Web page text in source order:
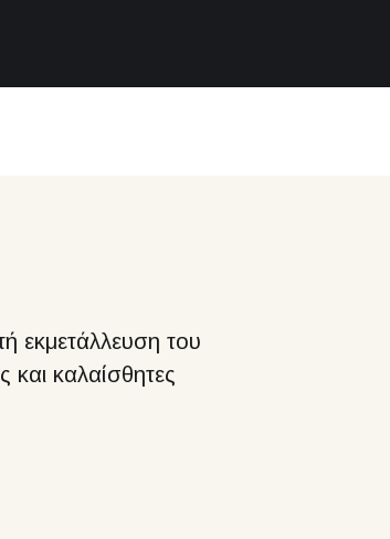
εκμετάλλευση του
και καλαίσθητες